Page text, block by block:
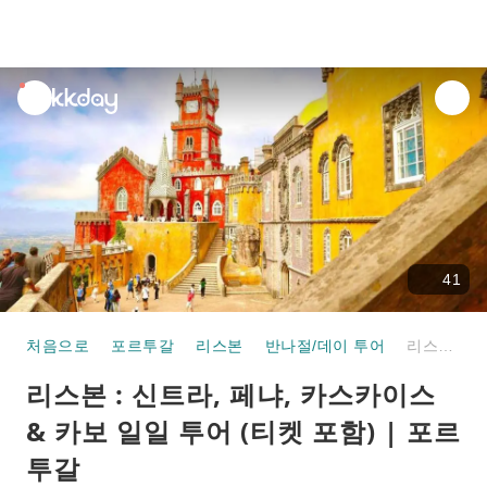
unread
notifications
41
처음으로 포르투갈 리스본 반나절/데이 투어
리스본 : 신트라, 페냐, 카스카이스
& 카보 일일 투어 (티켓 포함) | 포르
투갈